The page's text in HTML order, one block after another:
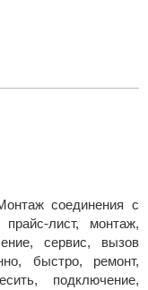
соединения с
лист, монтаж,
сервис, вызов
быстро, ремонт,
подключение,